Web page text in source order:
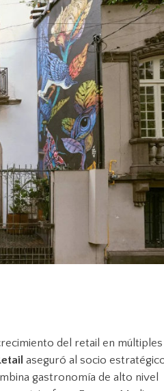
del retail en múltiples
aseguró al socio
gastronomía de alto nivel